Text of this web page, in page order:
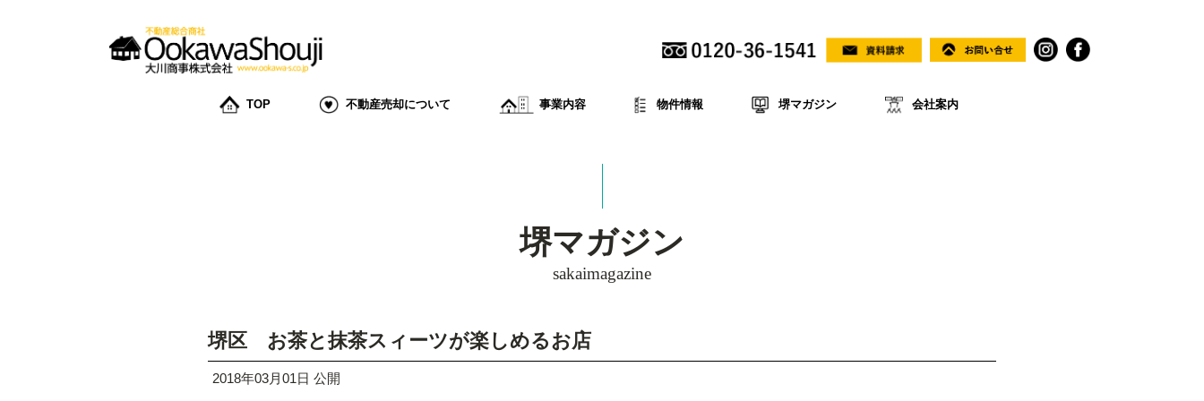
TOP 不動産売却について 事業内容 物件情報 堺マガジン 会社案内
堺マガジン
sakaimagazine
堺区 お茶と抹茶スィーツが楽しめるお店
2018年03月01日 公開